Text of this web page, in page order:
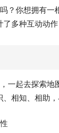
？你想拥有
多种互动动
一起去探索
相知、相助